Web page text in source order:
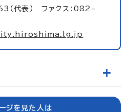
代表） ファクス：082-
ジを見た人は